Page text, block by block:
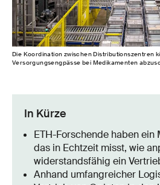
Die Koordination zwischen Distributionszentren
Versorgungsengpässe bei Medikamenten
In Kürze
ETH-Forschende haben ein
das in Echtzeit misst, wie
widerstandsfähig ein
Anhand umfangreicher